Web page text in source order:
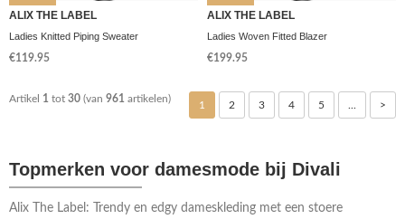
ALIX THE LABEL
Ladies Knitted Piping Sweater
€119.95
ALIX THE LABEL
Ladies Woven Fitted Blazer
€199.95
Artikel 1 tot 30 (van 961 artikelen)
1 2 3 4 5 ... >
Topmerken voor damesmode bij Divali
Alix The Label: Trendy en edgy dameskleding met een stoere